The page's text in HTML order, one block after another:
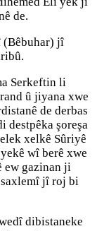
de.
(Bêbuhar) jî
Serkeftin li
û jiyana xwe
de derbas
destpêka şoreşa
xelkê Sûriyê
wî berê xwe
ew gazinan ji
jî roj bi
dibistaneke